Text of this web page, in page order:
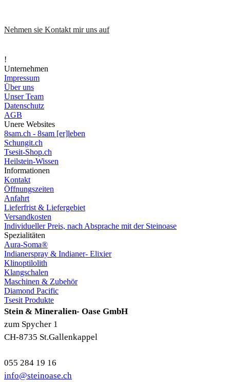
Nehmen sie Kontakt mir uns auf
!
Unternehmen
Impressum
Über uns
Unser Team
Datenschutz
AGB
Unere Websites
8sam.ch - 8sam [er]leben
Schungit.ch
Tsesit-Shop.ch
Heilstein-Wissen
Informationen
Kontakt
Öffnungszeiten
Anfahrt
Lieferfrist & Liefergebiet
Versandkosten
Individueller Preis, nach Absprache mit der Steinoase
Spezialitäten
Aura-Soma®
Indianerspray & Indianer- Elixier
Klinoptilolith
Klangschalen
Maschinen & Zubehör
Diamond Pacific
Tsesit Produkte
Stein & Mineralien- Oase GmbH
zum Spycher 1
CH-8735 St.Gallenkappel
055 284 19 16
info@steinoase.ch